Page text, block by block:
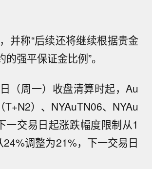
并称“后续还将继续根据贵金
强平保证金比例”。
（周一）收盘清算时起，Au
T+N2）、NYAuTN06、NYAu
交易日起涨跌幅度限制从1
调整为21%，下一交易日